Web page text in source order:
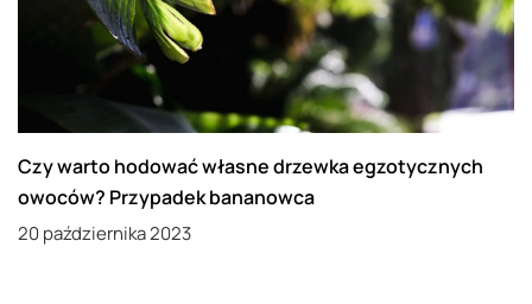
Czy warto hodować własne drzewka egzotycznych
owoców? Przypadek bananowca
20 października 2023